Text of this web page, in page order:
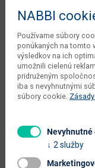
385 Eur. Pri
zadaná do výroby.
Parametre
Šírka
Výška
kusov v balení
NABBI
Používame súbory
ponúkaných na tomto
výsledkov na ich
umožnili cielenú
pridruženým
iba s nevyhnutnými
súbory cookie.
Nevyhnutné
2 služby